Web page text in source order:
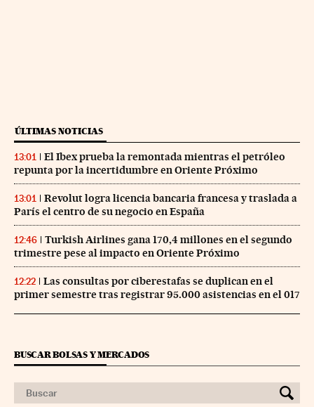
ÚLTIMAS NOTICIAS
13:01
El Ibex prueba la remontada mientras el petróleo
repunta por la incertidumbre en Oriente Próximo
13:01
Revolut logra licencia bancaria francesa y traslada a
París el centro de su negocio en España
12:46
Turkish Airlines gana 170,4 millones en el segundo
trimestre pese al impacto en Oriente Próximo
12:22
Las consultas por ciberestafas se duplican en el
primer semestre tras registrar 95.000 asistencias en el 017
BUSCAR BOLSAS Y MERCADOS